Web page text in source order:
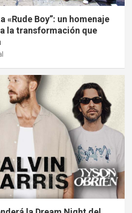
«Rude Boy”: un homenaje
la transformación que